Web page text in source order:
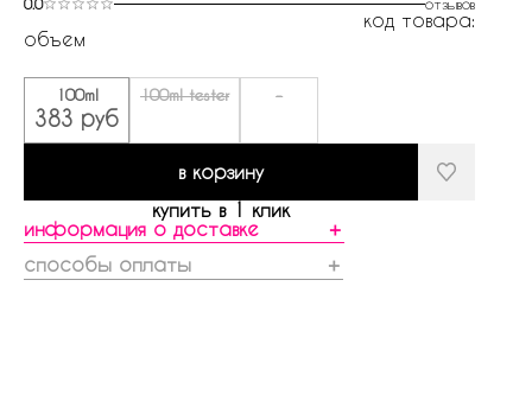
0.0 отзывов
код товара:
объем
100ml
383 руб
100ml tester -
в корзину
купить в 1 клик
информация о доставке
＋
способы оплаты
＋